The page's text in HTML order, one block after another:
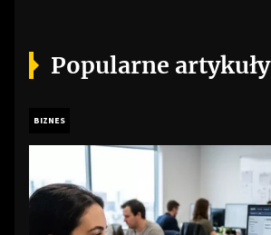
Popularne artykuły
BIZNES